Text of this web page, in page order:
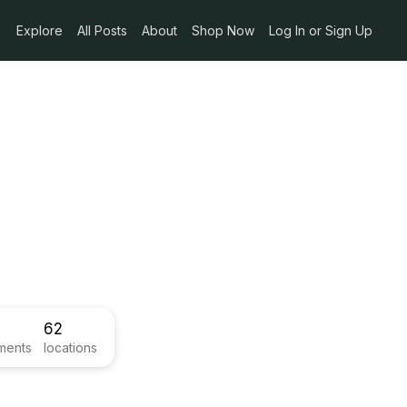
Explore All Posts About Shop Now Log In or Sign Up
62
locations